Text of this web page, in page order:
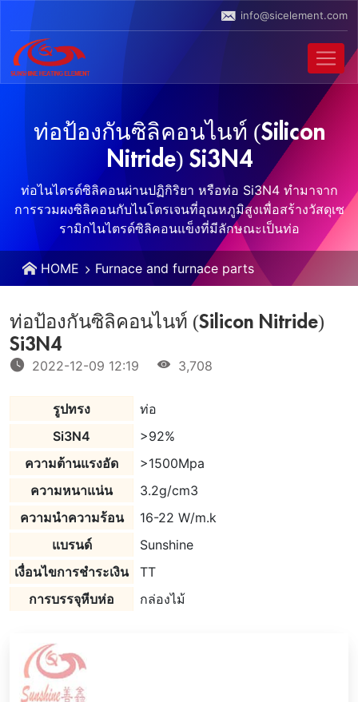
info@sicelement.com
ท่อป้องกันซิลิคอนไนท์ (Silicon
Nitride) Si3N4
ท่อไนไตรด์ซิลิคอนผ่านปฏิกิริยา หรือท่อ Si3N4 ทํามาจาก
การรวมผงซิลิคอนกับไนโตรเจนที่อุณหภูมิสูงเพื่อสร้างวัสดุเซ
รามิกไนไตรด์ซิลิคอนแข็งที่มีลักษณะเป็นท่อ
HOME Furnace and furnace parts
ท่อป้องกันซิลิคอนไนท์ (Silicon Nitride)
Si3N4
2022-12-09 12:19 3,708
รูปทรง
ท่อ
Si3N4
>92%
ความต้านแรงอัด
>1500Mpa
ความหนาแน่น
3.2g/cm3
ความนำความร้อน
16-22 W/m.k
แบรนด์
Sunshine
เงื่อนไขการชําระเงิน
TT
การบรรจุหีบห่อ
กล่องไม้